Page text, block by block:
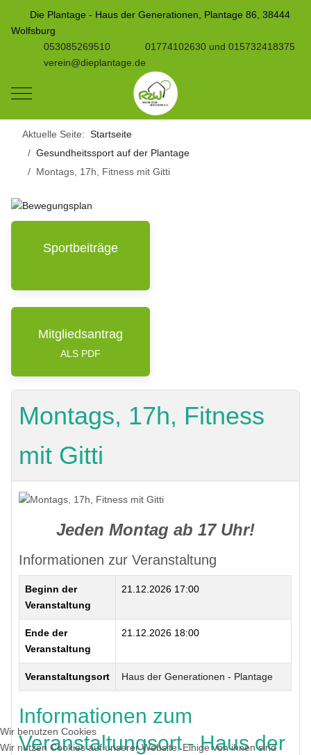
Die Plantage - Haus der Generationen, Plantage 86, 38444
Wolfsburg
053085269510
01774102630 und 015732418375
verein@dieplantage.de
Mobile Menu Toggle
Aktuelle Seite:Startseite
Gesundheitssport auf der Plantage
Montags, 17h, Fitness mit Gitti
Sportbeiträge
Mitgliedsantrag
ALS PDF
Montags, 17h, Fitness
mit Gitti
Jeden Montag ab 17 Uhr!
Informationen zur Veranstaltung
Beginn der
Veranstaltung
21.12.2026 17:00
Ende der
Veranstaltung
21.12.2026 18:00
Veranstaltungsort Haus der Generationen - Plantage
Informationen zum
Veranstaltungsort - Haus der
Wir benutzen Cookies
Wir nutzen Cookies auf unserer Website. Einige von ihnen sind